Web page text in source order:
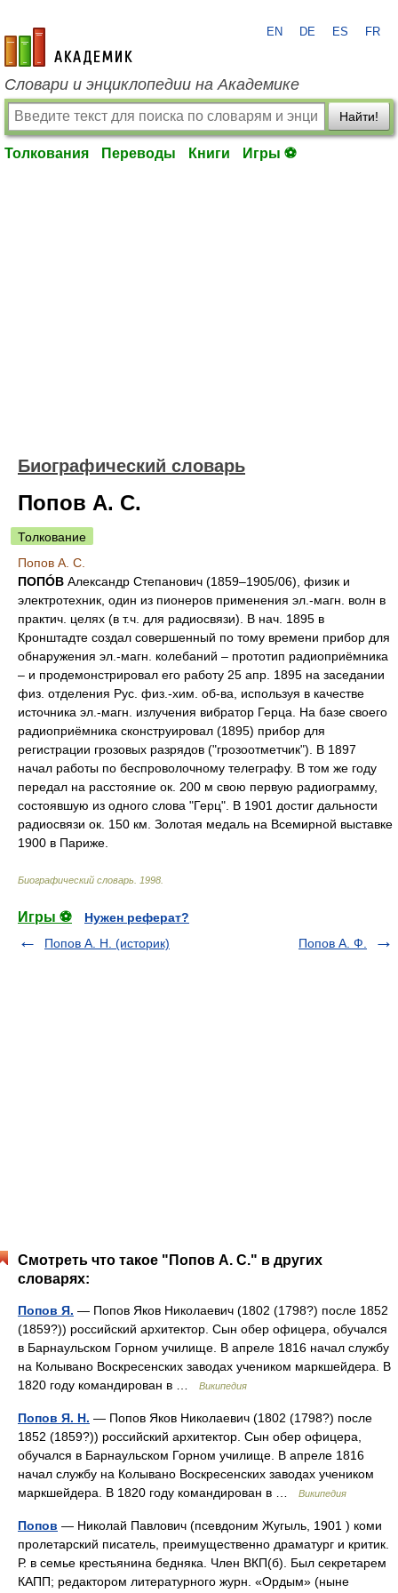
academic.ru
EN DE ES FR
Словари и энциклопедии на Академике
Найти!
Толкования Переводы Книги Игры ⚽
Биографический словарь
Попов А. С.
Толкование
Попов А. С.
ПОПÓВ Александр Степанович (1859–1905/06), физик и
электротехник, один из пионеров применения эл.-магн. волн в
практич. целях (в т.ч. для радиосвязи). В нач. 1895 в
Кронштадте создал совершенный по тому времени прибор для
обнаружения эл.-магн. колебаний – прототип радиоприёмника
– и продемонстрировал его работу 25 апр. 1895 на заседании
физ. отделения Рус. физ.-хим. об-ва, используя в качестве
источника эл.-магн. излучения вибратор Герца. На базе своего
радиоприёмника сконструировал (1895) прибор для
регистрации грозовых разрядов ("грозоотметчик"). В 1897
начал работы по беспроволочному телеграфу. В том же году
передал на расстояние ок. 200 м свою первую радиограмму,
состоявшую из одного слова "Герц". В 1901 достиг дальности
радиосвязи ок. 150 км. Золотая медаль на Всемирной выставке
1900 в Париже.
Биографический словарь 1998
Игры ⚽
Нужен реферат?
Попов А. Н. (историк)
Попов А. Ф.
Смотреть что такое "Попов А. С." в других
словарях:
Попов Я. — Попов Яков Николаевич (1802 (1798?) после 1852
(1859?)) российский архитектор. Сын обер офицера, обучался
в Барнаульском Горном училище. В апреле 1816 начал службу
на Колывано Воскресенских заводах учеником маркшейдера. В
1820 году командирован в …
Википедия
Попов Я. Н. — Попов Яков Николаевич (1802 (1798?) после
1852 (1859?)) российский архитектор. Сын обер офицера,
обучался в Барнаульском Горном училище. В апреле 1816
начал службу на Колывано Воскресенских заводах учеником
маркшейдера. В 1820 году командирован в …
Википедия
Попов — Николай Павлович (псевдоним Жугыль, 1901 ) коми
пролетарский писатель, преимущественно драматург и критик.
Р. в семье крестьянина бедняка. Член ВКП(б). Был секретарем
КАПП; редактором литературного журн. «Ордым» (ныне